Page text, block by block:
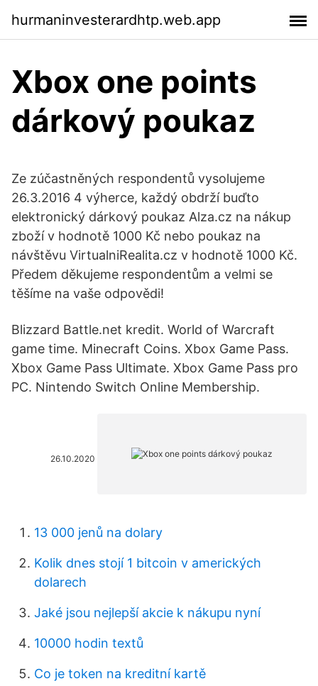
hurmaninvesterardhtp.web.app
Xbox one points
dárkový poukaz
Ze zúčastněných respondentů vysolujeme
26.3.2016 4 výherce, každý obdrží buďto
elektronický dárkový poukaz Alza.cz na nákup
zboží v hodnotě 1000 Kč nebo poukaz na
návštěvu VirtualniRealita.cz v hodnotě 1000 Kč.
Předem děkujeme respondentům a velmi se
těšíme na vaše odpovědi!
Blizzard Battle.net kredit. World of Warcraft
game time. Minecraft Coins. Xbox Game Pass.
Xbox Game Pass Ultimate. Xbox Game Pass pro
PC. Nintendo Switch Online Membership.
26.10.2020
13 000 jenů na dolary
Kolik dnes stojí 1 bitcoin v amerických
dolarech
Jaké jsou nejlepší akcie k nákupu nyní
10000 hodin textů
Co je token na kreditní kartě